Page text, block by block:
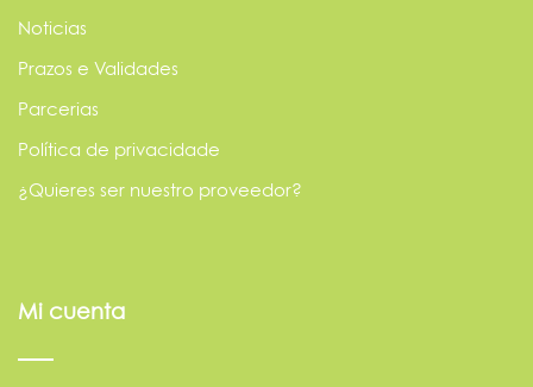
Noticias
Prazos e Validades
Parcerias
Política de privacidade
¿Quieres ser nuestro proveedor?
Mi cuenta